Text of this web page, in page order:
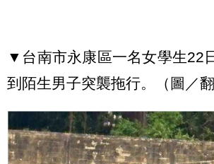
▼台南市永康區一名女學生22
到陌生男子突襲拖行。（圖／翻